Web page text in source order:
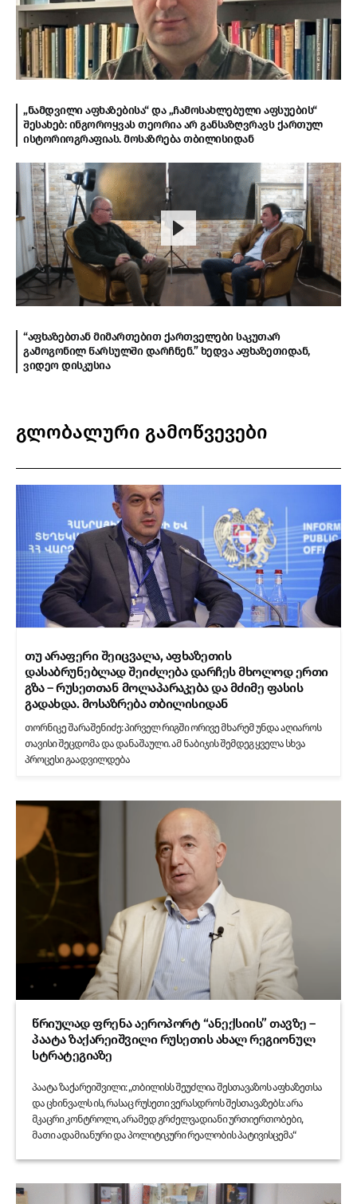
„ნამდვილი აფხაზებისა“ და „ჩამოსახლებული აფსუების“
შესახებ: ინგოროყვას თეორია არ განსაზღვრავს ქართულ
ისტორიოგრაფიას. მოსაზრება თბილისიდან
“აფხაზებთან მიმართებით ქართველები საკუთარ
გამოგონილ წარსულში დარჩნენ.” ხედვა აფხაზეთიდან,
ვიდეო დისკუსია
გლობალური გამოწვევები
თუ არაფერი შეიცვალა, აფხაზეთის
დასაბრუნებლად შეიძლება დარჩეს მხოლოდ ერთი
გზა – რუსეთთან მოლაპარაკება და მძიმე ფასის
გადახდა. მოსაზრება თბილისიდან
თორნიკე შარაშენიძე: პირველ რიგში ორივე მხარემ უნდა აღიაროს
თავისი შეცდომა და დანაშაული. ამ ნაბიჯის შემდეგ ყველა სხვა
პროცესი გაადვილდება
წრიულად ფრენა აეროპორტ “ანექსიის” თავზე –
პაატა ზაქარეიშვილი რუსეთის ახალ რეგიონულ
სტრატეგიაზე
პაატა ზაქარეიშვილი: „თბილისს შეუძლია შესთავაზოს აფხაზეთსა
და ცხინვალს ის, რასაც რუსეთი ვერასდროს შესთავაზებს: არა
მკაცრი კონტროლი, არამედ გრძელვადიანი ურთიერთობები,
მათი ადამიანური და პოლიტიკური რეალობის პატივისცემა“